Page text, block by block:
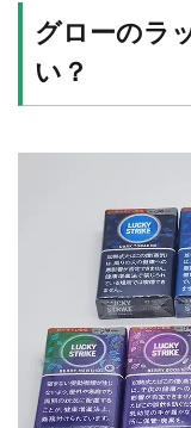
グローのラ
い？